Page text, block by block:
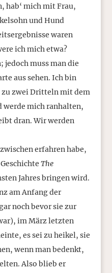
hab‘ mich mit Frau,
und Hund
waren
ich mich etwa?
jedoch muss man die
aus sehen. Ich bin
zwei Dritteln mit dem
werde mich ranhalten,
dran. Wir werden
erfahren habe,
The
Jahres bringen wird.
am Anfang der
noch bevor sie zur
im März letzten
es sei zu heikel, sie
wenn man bedenkt,
Also blieb er